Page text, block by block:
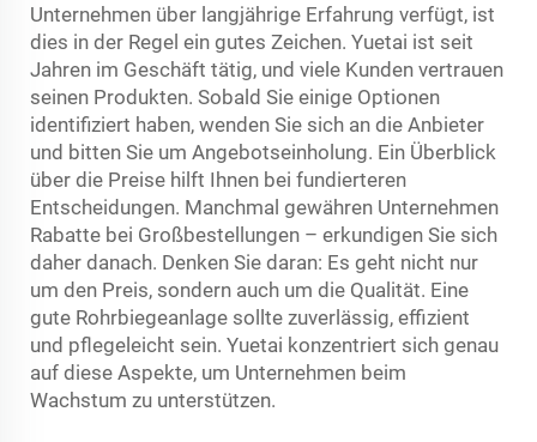
Unternehmen über langjährige Erfahrung verfügt, ist
dies in der Regel ein gutes Zeichen. Yuetai ist seit
Jahren im Geschäft tätig, und viele Kunden vertrauen
seinen Produkten. Sobald Sie einige Optionen
identifiziert haben, wenden Sie sich an die Anbieter
und bitten Sie um Angebotseinholung. Ein Überblick
über die Preise hilft Ihnen bei fundierteren
Entscheidungen. Manchmal gewähren Unternehmen
Rabatte bei Großbestellungen – erkundigen Sie sich
daher danach. Denken Sie daran: Es geht nicht nur
um den Preis, sondern auch um die Qualität. Eine
gute Rohrbiegeanlage sollte zuverlässig, effizient
und pflegeleicht sein. Yuetai konzentriert sich genau
auf diese Aspekte, um Unternehmen beim
Wachstum zu unterstützen.